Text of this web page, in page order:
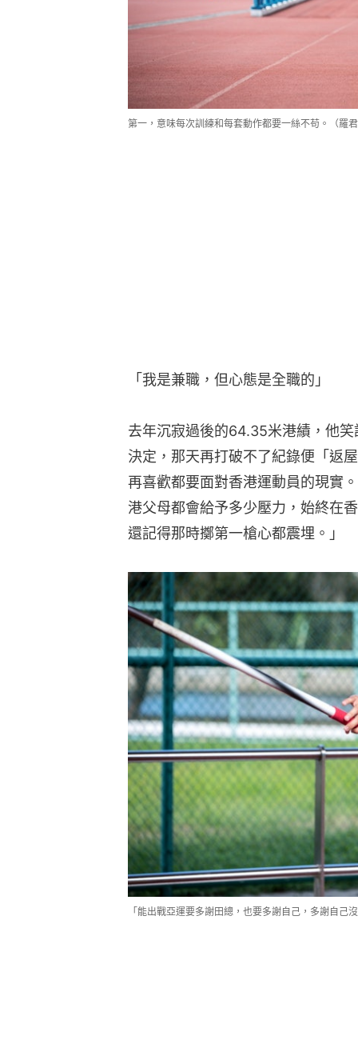
第一，意味每次訓練和每套動作都要一絲不苟。（羅
「我是兼職，但心態是全職的」
去年沉寂過後的64.35米港績，他
決定，那天再打破不了紀錄便「返
再喜歡都要面對香港運動員的現實
港父母都會給予多少壓力，始終在
還記得那時擲第一槍心都震埋。」
「能出戰亞運要多謝田總，也要多謝自己，多謝自己